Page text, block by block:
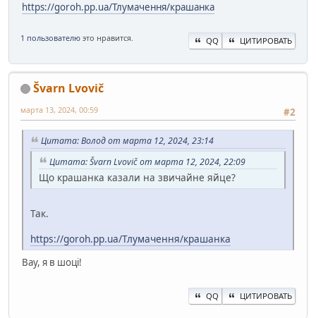
https://goroh.pp.ua/Тлумачення/крашанка
1 пользователю это нравится. QQ ЦИТИРОВАТЬ
Švarn Lvovič
#2
марта 13, 2024, 00:59
Цитата: Волод от марта 12, 2024, 23:14
Цитата: Švarn Lvovič от марта 12, 2024, 22:09
Що крашанка казали на звичайне яйце?
Так.
https://goroh.pp.ua/Тлумачення/крашанка
Вау, я в шоці!
QQ ЦИТИРОВАТЬ